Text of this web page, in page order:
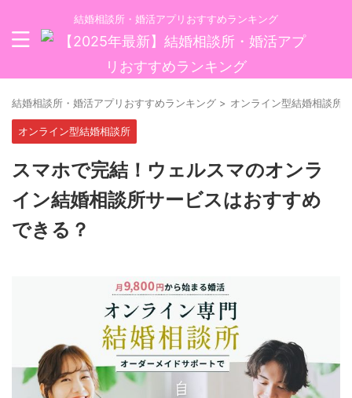
結婚相談所・婚活アプリおすすめランキング
結婚相談所・婚活アプリおすすめランキング > オンライン型結婚相談所
オンライン型結婚相談所
スマホで完結！ウェルスマのオンラ
イン結婚相談所サービスはおすすめ
できる？